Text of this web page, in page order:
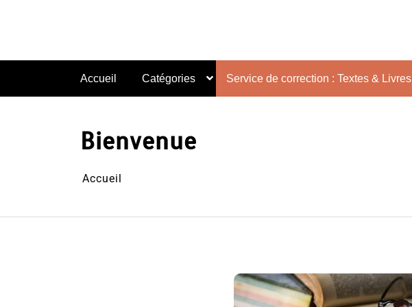
Accueil Catégories Service de correction : Textes & Livres
Bienvenue
Accueil